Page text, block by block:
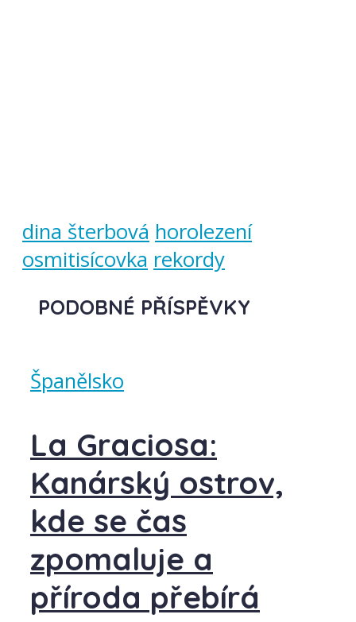
dina šterbová horolezení
osmitisícovka rekordy
PODOBNÉ PŘÍSPĚVKY
Španělsko
La Graciosa:
Kanárský ostrov,
kde se čas
zpomaluje a
příroda přebírá